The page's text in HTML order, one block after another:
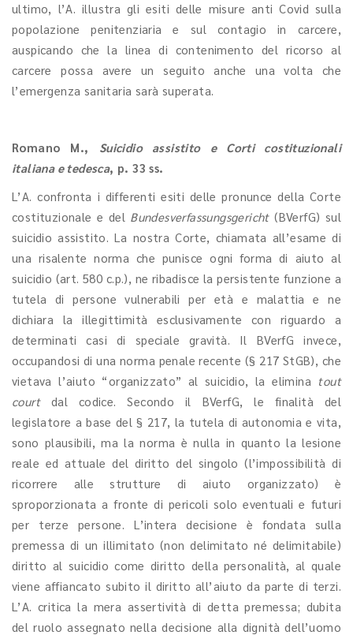
ultimo, l’A. illustra gli esiti delle misure anti Covid sulla
popolazione penitenziaria e sul contagio in carcere,
auspicando che la linea di contenimento del ricorso al
carcere possa avere un seguito anche una volta che
l’emergenza sanitaria sarà superata.
Romano M., Suicidio assistito e Corti costituzionali
italiana e tedesca, p. 33 ss.
L’A. confronta i differenti esiti delle pronunce della Corte
costituzionale e del Bundesverfassungsgericht(BVerfG) sul
suicidio assistito. La nostra Corte, chiamata all’esame di
una risalente norma che punisce ogni forma di aiuto al
suicidio (art. 580 c.p.), ne ribadisce la persistente funzione a
tutela di persone vulnerabili per età e malattia e ne
dichiara la illegittimità esclusivamente con riguardo a
determinati casi di speciale gravità. Il BVerfG invece,
occupandosi di una norma penale recente (§ 217 StGB), che
vietava l’aiuto “organizzato” al suicidio, la elimina tout
courtdal codice. Secondo il BVerfG, le finalità del
legislatore a base del § 217, la tutela di autonomia e vita,
sono plausibili, ma la norma è nulla in quanto la lesione
reale ed attuale del diritto del singolo (l’impossibilità di
ricorrere alle strutture di aiuto organizzato) è
sproporzionata a fronte di pericoli solo eventuali e futuri
per terze persone. L’intera decisione è fondata sulla
premessa di un illimitato (non delimitato né delimitabile)
diritto al suicidio come diritto della personalità, al quale
viene affiancato subito il diritto all’aiuto da parte di terzi.
L’A. critica la mera assertività di detta premessa; dubita
del ruolo assegnato nella decisione alla dignità dell’uomo